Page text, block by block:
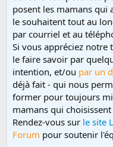
posent les mamans qui
le souhaitent tout au
par courriel et au
Si vous appréciez
le faire savoir par
intention, et/ou par un
déjà fait - qui nous
former pour toujours
mamans qui choisissent
Rendez-vous sur le site
Forum pour soutenir